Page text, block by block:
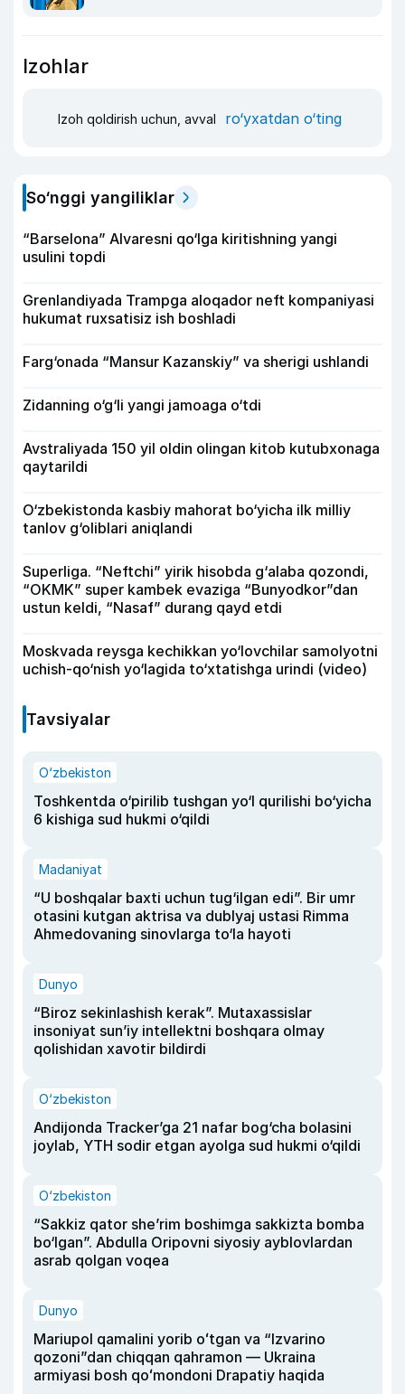
Izohlar
Izoh qoldirish uchun, avval ro‘yxatdan o‘ting
So‘nggi yangiliklar
“Barselona” Alvaresni qo‘lga kiritishning yangi
usulini topdi
Grenlandiyada Trampga aloqador neft kompaniyasi
hukumat ruxsatisiz ish boshladi
Farg‘onada “Mansur Kazanskiy” va sherigi ushlandi
Zidanning o‘g‘li yangi jamoaga o‘tdi
Avstraliyada 150 yil oldin olingan kitob kutubxonaga
qaytarildi
O‘zbekistonda kasbiy mahorat bo‘yicha ilk milliy
tanlov g‘oliblari aniqlandi
Superliga. “Neftchi” yirik hisobda g‘alaba qozondi,
“OKMK” super kambek evaziga “Bunyodkor”dan
ustun keldi, “Nasaf” durang qayd etdi
Moskvada reysga kechikkan yo‘lovchilar samolyotni
uchish-qo‘nish yo‘lagida to‘xtatishga urindi (video)
Tavsiyalar
O‘zbekiston
Toshkentda o‘pirilib tushgan yo‘l qurilishi bo‘yicha
6 kishiga sud hukmi o‘qildi
Madaniyat
“U boshqalar baxti uchun tug‘ilgan edi”. Bir umr
otasini kutgan aktrisa va dublyaj ustasi Rimma
Ahmedovaning sinovlarga to‘la hayoti
Dunyo
“Biroz sekinlashish kerak”. Mutaxassislar
insoniyat sun’iy intellektni boshqara olmay
qolishidan xavotir bildirdi
O‘zbekiston
Andijonda Tracker’ga 21 nafar bog‘cha bolasini
joylab, YTH sodir etgan ayolga sud hukmi o‘qildi
O‘zbekiston
“Sakkiz qator she’rim boshimga sakkizta bomba
bo‘lgan”. Abdulla Oripovni siyosiy ayblovlardan
asrab qolgan voqea
Dunyo
Mariupol qamalini yorib oʻtgan va “Izvarino
qozoni”dan chiqqan qahramon — Ukraina
armiyasi bosh qoʻmondoni Drapatiy haqida